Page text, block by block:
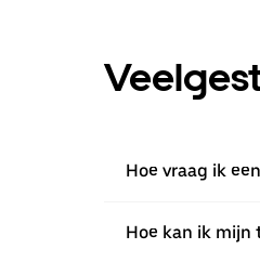
Hoe vraag ik
Hoe kan ik mijn